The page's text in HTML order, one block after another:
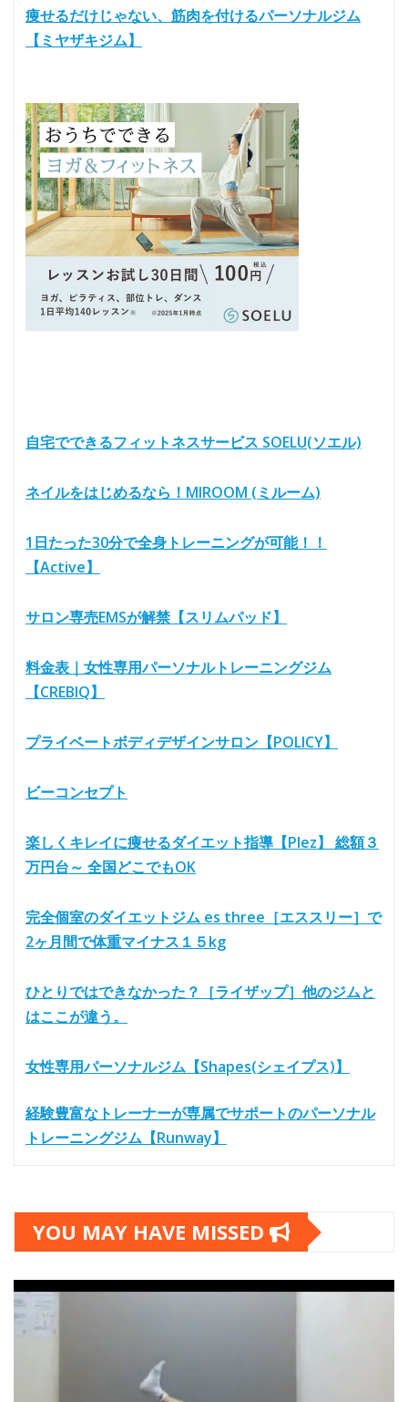
痩せるだけじゃない、筋肉を付けるパーソナルジム
【ミヤザキジム】
自宅でできるフィットネスサービス SOELU(ソエル)
ネイルをはじめるなら！MIROOM (ミルーム)
1日たった30分で全身トレーニングが可能！！
【Active】
サロン専売EMSが解禁【スリムパッド】
料金表｜女性専用パーソナルトレーニングジム
【CREBIQ】
プライベートボディデザインサロン【POLICY】
ビーコンセプト
楽しくキレイに痩せるダイエット指導【Plez】 総額３
万円台～ 全国どこでもOK
完全個室のダイエットジム es three［エススリー］で
2ヶ月間で体重マイナス１５kg
ひとりではできなかった？［ライザップ］他のジムと
はここが違う。
女性専用パーソナルジム【Shapes(シェイプス)】
経験豊富なトレーナーが専属でサポートのパーソナル
トレーニングジム【Runway】
YOU MAY HAVE MISSED